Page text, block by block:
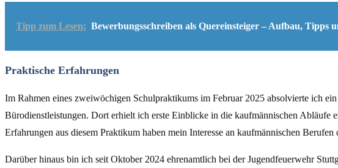
Tipp zum Lesen: Bewerbungsschreiben als Quereinsteiger – Aufbau, Tipps
Praktische Erfahrungen
Im Rahmen eines zweiwöchigen Schulpraktikums im Februar 2025 absolvierte ich
Bürodienstleistungen. Dort erhielt ich erste Einblicke in die kaufmännischen Abläufe
Erfahrungen aus diesem Praktikum haben mein Interesse an kaufmännischen Berufen
Darüber hinaus bin ich seit Oktober 2024 ehrenamtlich bei der Jugendfeuerwehr